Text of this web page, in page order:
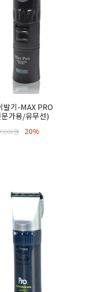
발기-MAX PRO
가용/유무선)
원 20%